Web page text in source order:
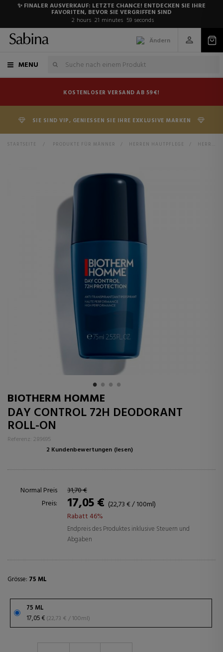
✨ FINALER AUSVERKAUF: LETZTE CHANCE! ENTDECKEN SIE IHRE
FAVORITEN, BEVOR SIE VERGRIFFEN SIND
2 hours 21 minutes 58 seconds
Ändern
MENU
KOSTENLOSER VERSAND AB 59€!
SIE SIND VIP, GENIESSEN SIE IHRE EXKLUSIVE MARKEN
STARTSEITE > PRODUKTE FÜR MÄNNER > HERREN HAUTPFLEGE > HERREN KÖRPERPFLEGE
BIOTHERM HOMME
DAY CONTROL 72H DEODORANT
ROLL-ON
Referenz: 289695
2 Kundenbewertungen (lesen)
Normal Preis
31,70 €
Preis:
17,05 € (22,73 € / 100ml)
Rabatt 46%
Endpreis des Produktes inklusive Steuern und
Abgaben
Grösse: 75 ML
75 ML
17,05 €
(22,73 € / 100ml)